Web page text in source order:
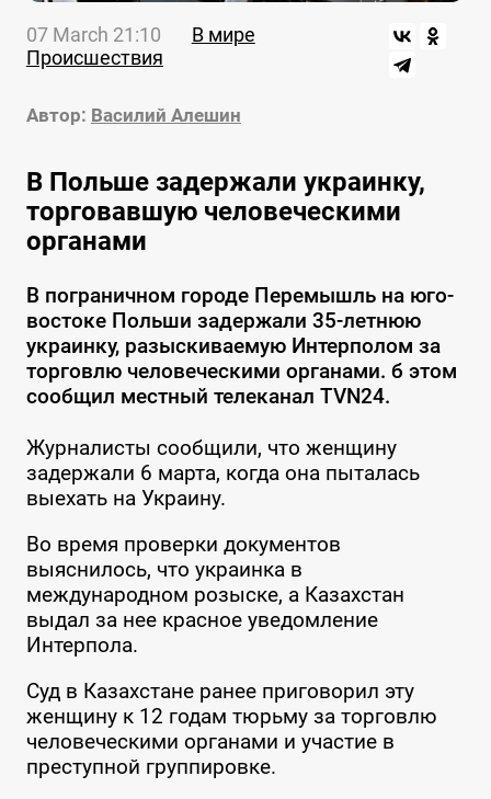
07 March 21:10
В мире
Происшествия
Автор: Василий Алешин
В Польше задержали украинку,
торговавшую человеческими
органами
В пограничном городе Перемышль на юго-
востоке Польши задержали 35-летнюю
украинку, разыскиваемую Интерполом за
торговлю человеческими органами. б этом
сообщил местный телеканал TVN24.
Журналисты сообщили, что женщину
задержали 6 марта, когда она пыталась
выехать на Украину.
Во время проверки документов
выяснилось, что украинка в
международном розыске, а Казахстан
выдал за нее красное уведомление
Интерпола.
Суд в Казахстане ранее приговорил эту
женщину к 12 годам тюрьму за торговлю
человеческими органами и участие в
преступной группировке.